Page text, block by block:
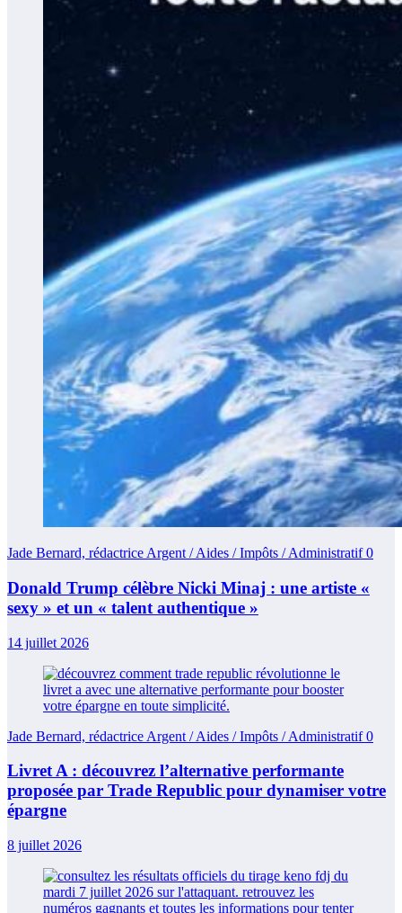
Jade Bernard, rédactrice Argent / Aides / Impôts / Administratif0
Donald Trump célèbre Nicki Minaj : une artiste «
sexy » et un « talent authentique »
14 juillet 2026
Jade Bernard, rédactrice Argent / Aides / Impôts / Administratif0
Livret A : découvrez l’alternative performante
proposée par Trade Republic pour dynamiser votre
épargne
8 juillet 2026